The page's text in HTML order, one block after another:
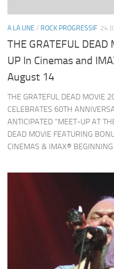
A LA UNE / ROCK PROGRESSIF 24
THE GRATEFUL
UP In Cinemas and
August 14
THE GRATEFUL DEAD MOVIE
CELEBRATES 60TH
ANTICIPATED “MEET-UP AT
DEAD MOVIE FEATURING
CINEMAS & IMAX®